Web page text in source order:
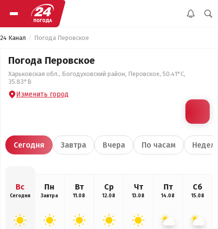
24 Канал Погода Перовское
Погода Перовское
Харьковская обл., Богодуховский район, Перовское, 50.41°С,
35.83°В
Изменить город
Сегодня Завтра Вчера По часам
Вс
Сегодня
Пн
Завтра
Вт
11.08
Ср
12.08
Чт
13.08
Пт
14.08
Сб
15.08